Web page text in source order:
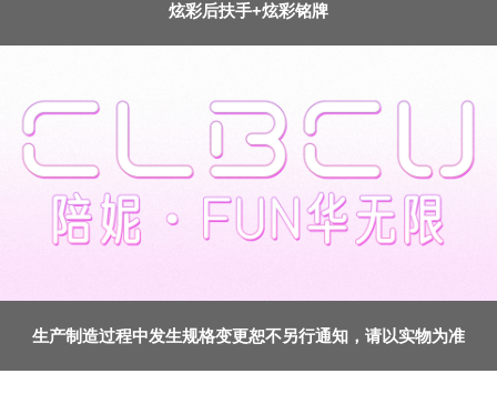
炫彩后扶手+炫彩铭牌
生产制造过程中发生规格变更恕不另行通知，请以实物为准